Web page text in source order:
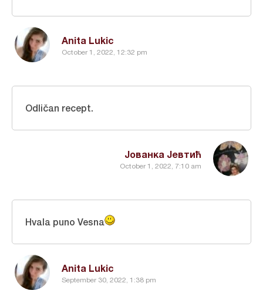
Anita Lukic
October 1, 2022, 12:32 pm
Јованка Јевтић
October 1, 2022, 7:10 am
Odličan recept.
Anita Lukic
September 30, 2022, 1:38 pm
Hvala puno Vesna